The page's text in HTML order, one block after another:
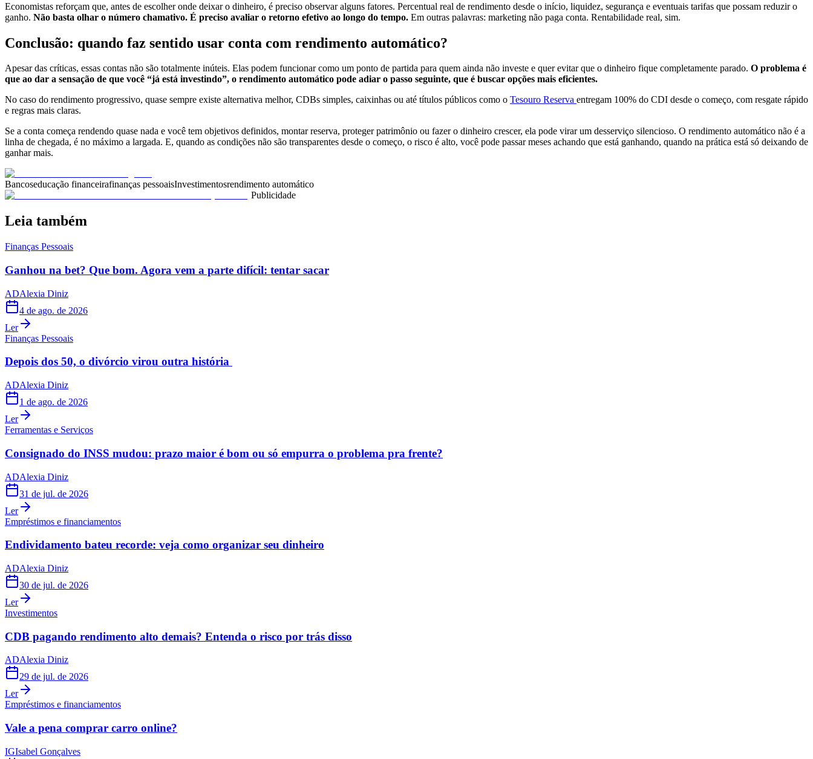
Economistas reforçam que, antes de escolher onde deixar o dinheiro, é preciso observar alguns fatores. Percentual real de rendimento desde o início, liquidez, segurança e eventuais tarifas que possam reduzir o
ganho. Não basta olhar o número chamativo. É preciso avaliar o retorno efetivo ao longo do tempo. Em outras palavras: marketing não paga conta. Rentabilidade real, sim.
Conclusão: quando faz sentido usar conta com rendimento automático?
Apesar das críticas, essas contas não são totalmente inúteis. Elas podem funcionar como um ponto de partida para quem ainda não investe e quer evitar que o dinheiro fique completamente parado. O problema é
que ao dar a sensação de que você “já está investindo”, o rendimento automático pode adiar o passo seguinte, que é buscar opções mais eficientes.
No caso do rendimento progressivo, quase sempre existe alternativa melhor, CDBs simples, caixinhas ou até títulos públicos como o Tesouro Reserva entregam 100% do CDI desde o começo, com resgate rápido
e regras mais claras.
Se a conta começa rendendo quase nada e você tem objetivos definidos, montar reserva, proteger patrimônio ou fazer o dinheiro crescer, ela pode virar um desserviço silencioso. O rendimento automático não é a
linha de chegada, é no máximo a largada. E, quando as condições não são transparentes desde o começo, o risco é alto, você pode passar meses achando que está ganhando, quando na prática está só deixando de
ganhar mais.
Bancoseducação financeirafinanças pessoaisInvestimentosrendimento automático
Publicidade
Leia também
Finanças Pessoais
Ganhou na bet? Que bom. Agora vem a parte difícil: tentar sacar
ADAlexia Diniz
4 de ago. de 2026
Ler
Finanças Pessoais
Depois dos 50, o divórcio virou outra história
ADAlexia Diniz
1 de ago. de 2026
Ler
Ferramentas e Serviços
Consignado do INSS mudou: prazo maior é bom ou só empurra o problema pra frente?
ADAlexia Diniz
31 de jul. de 2026
Ler
Empréstimos e financiamentos
Endividamento bateu recorde: veja como organizar seu dinheiro
ADAlexia Diniz
30 de jul. de 2026
Ler
Investimentos
CDB pagando rendimento alto demais? Entenda o risco por trás disso
ADAlexia Diniz
29 de jul. de 2026
Ler
Empréstimos e financiamentos
Vale a pena comprar carro online?
IGIsabel Gonçalves